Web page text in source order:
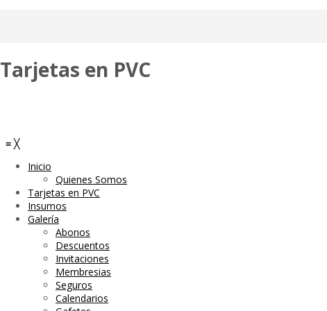
Tarjetas en PVC
≡ ╳
Inicio
Quienes Somos
Tarjetas en PVC
Insumos
Galería
Abonos
Descuentos
Invitaciones
Membresias
Seguros
Calendarios